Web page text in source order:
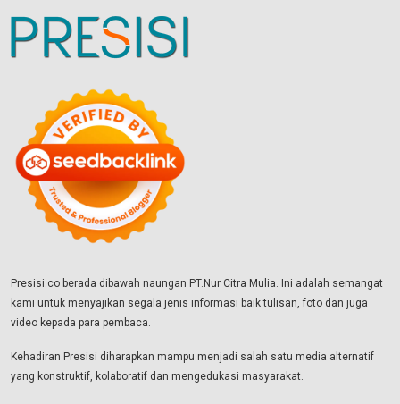
Presisi.co berada dibawah naungan PT.Nur Citra Mulia. Ini adalah semangat
kami untuk menyajikan segala jenis informasi baik tulisan, foto dan juga
video kepada para pembaca.
Kehadiran Presisi diharapkan mampu menjadi salah satu media alternatif
yang konstruktif, kolaboratif dan mengedukasi masyarakat.